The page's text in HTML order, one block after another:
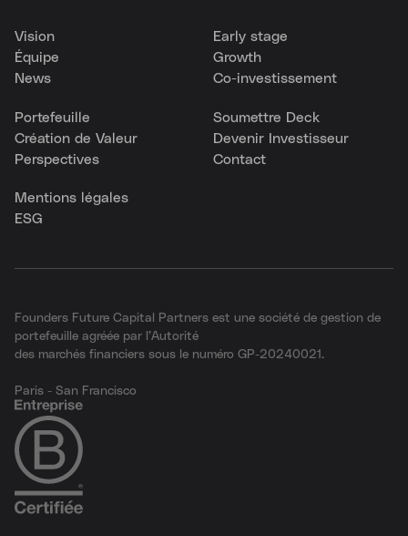
Vision
Équipe
News
Early stage
Growth
Co-investissement
Portefeuille
Création de Valeur
Perspectives
Soumettre Deck
Devenir Investisseur
Contact
Mentions légales
ESG
Founders Future Capital Partners est une société de gestion de
portefeuille agréée par l’Autorité
des marchés financiers sous le numéro GP-20240021.
Paris - San Francisco